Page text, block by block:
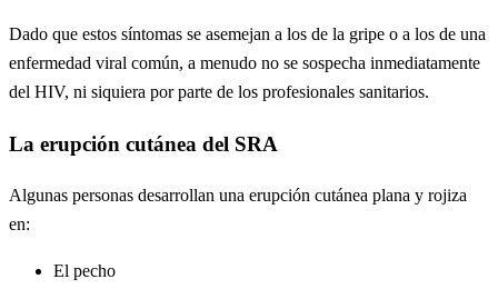
Dado que estos síntomas se asemejan a los de la gripe o a los de una
enfermedad viral común, a menudo no se sospecha inmediatamente
del HIV, ni siquiera por parte de los profesionales sanitarios.
La erupción cutánea del SRA
Algunas personas desarrollan una erupción cutánea plana y rojiza
en:
El pecho